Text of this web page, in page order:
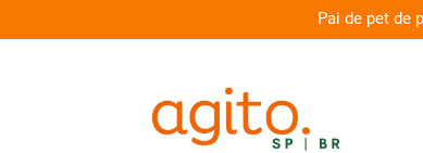
Pai de pet de primeira viagem? 7 cuidados